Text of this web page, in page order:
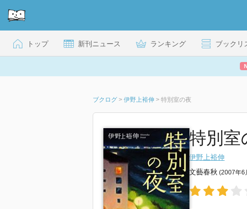
トップ 新刊ニュース ランキング ブックリ
ブクログ > 伊野上裕伸 > 特別室の夜
特別室
伊野上裕伸
文藝春秋 (2007年6